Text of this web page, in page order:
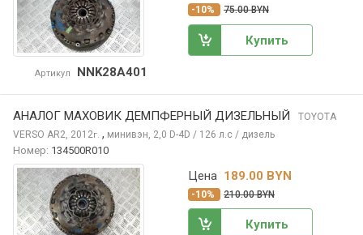
Артикул NNK28A401
-10% 75.00 BYN
Купить
АНАЛОГ МАХОВИК ДЕМПФЕРНЫЙ ДИЗЕЛЬНЫЙ
TOYOTA
VERSO AR2, 2012г. , минивэн, 2,0 D-4D / 126 л.с / дизель
Номер: 134500R010
Цена 189.00 BYN
-10% 210.00 BYN
Купить